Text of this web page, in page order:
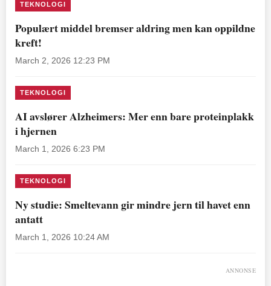
TEKNOLOGI
Populært middel bremser aldring men kan oppildne
kreft!
March 2, 2026 12:23 PM
TEKNOLOGI
AI avslører Alzheimers: Mer enn bare proteinplakk
i hjernen
March 1, 2026 6:23 PM
TEKNOLOGI
Ny studie: Smeltevann gir mindre jern til havet enn
antatt
March 1, 2026 10:24 AM
ANNONSE